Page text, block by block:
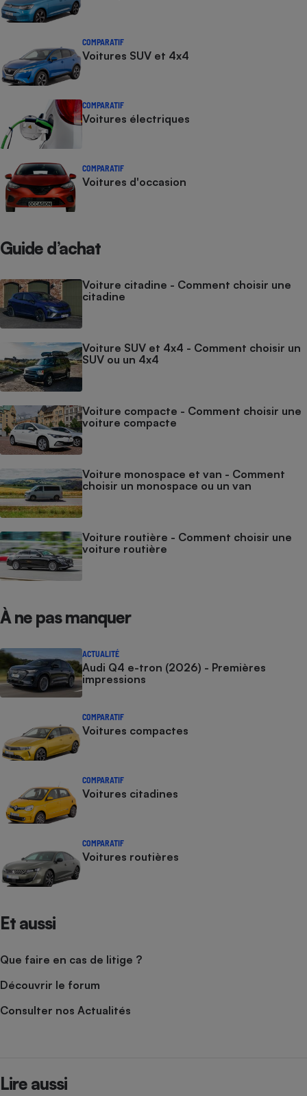
COMPARATIF
Voitures SUV et 4x4
COMPARATIF
Voitures électriques
COMPARATIF
Voitures d'occasion
Guide d’achat
Voiture citadine - Comment choisir une
citadine
Voiture SUV et 4x4 - Comment choisir un
SUV ou un 4x4
Voiture compacte - Comment choisir une
voiture compacte
Voiture monospace et van - Comment
choisir un monospace ou un van
Voiture routière - Comment choisir une
voiture routière
À ne pas manquer
ACTUALITÉ
Audi Q4 e-tron (2026) - Premières
impressions
COMPARATIF
Voitures compactes
COMPARATIF
Voitures citadines
COMPARATIF
Voitures routières
Et aussi
Que faire en cas de litige ?
Découvrir le forum
Consulter nos Actualités
Lire aussi